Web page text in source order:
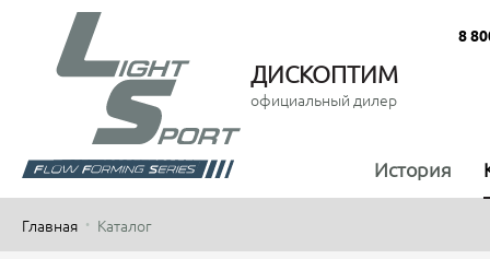
ДИСКОПТИМ
официальный дилер
8
История
Главная Каталог